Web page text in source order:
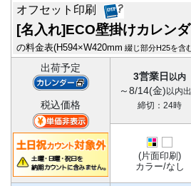
オフセット印刷
[名入れ]ECO壁掛けカレン
の料金表(H594×W420mm 綴じ部分H25を含
出荷予定
税込価格
3営業日 以内
～8/14(金) 以内
締切：24時
(片面印刷)
カラー/なし